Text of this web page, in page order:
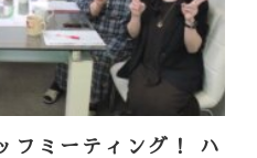
フミーティング！ ハ